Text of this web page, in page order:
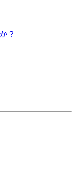
？